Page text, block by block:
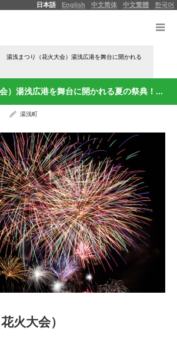
한국어
中文繁體
中文简体
English
日本語
湯浅まつり（花火大会）湯浅広港を舞台に開かれる
）湯浅広港を舞台に開かれる夏の祭典！...
湯浅町
火大会）